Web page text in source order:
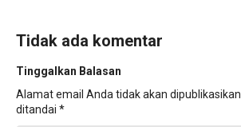
Tidak ada komentar
Tinggalkan Balasan
Alamat email Anda tidak akan dipublikasikan.
ditandai *